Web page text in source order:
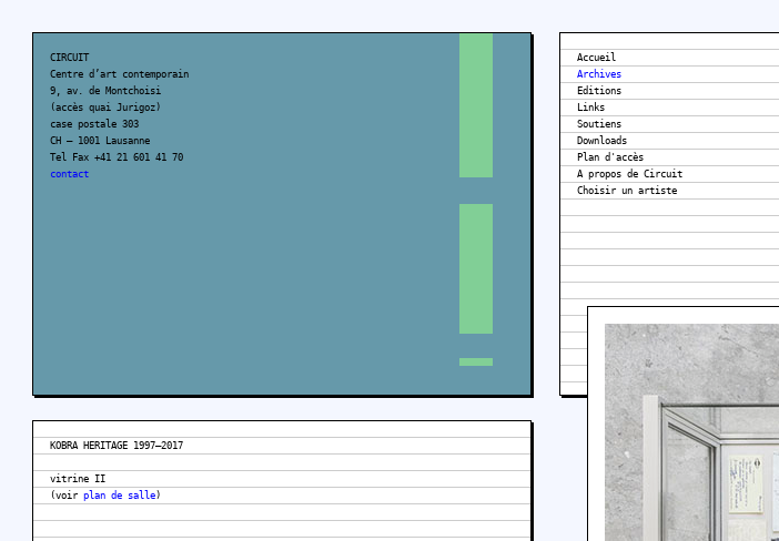
CIRCUIT
Centre d’art contemporain
9, av. de Montchoisi
(accès quai Jurigoz)
case postale 303
CH – 1001 Lausanne
Tel Fax +41 21 601 41 70
contact
Accueil
Archives
Editions
Links
Soutiens
Downloads
Plan d'accès
A propos de Circuit
KOBRA HERITAGE 1997–2017
vitrine II
(voir plan de salle)